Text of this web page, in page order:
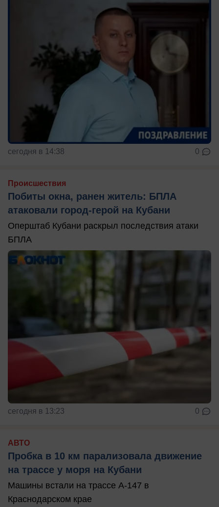
сегодня в 14:38 0
Происшествия
Побиты окна, ранен житель: БПЛА
атаковали город-герой на Кубани
Оперштаб Кубани раскрыл последствия атаки
БПЛА
сегодня в 13:23 0
АВТО
Пробка в 10 км парализовала движение
на трассе у моря на Кубани
Машины встали на трассе А-147 в
Краснодарском крае